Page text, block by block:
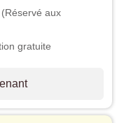
aux
gratuite
prochain cycle